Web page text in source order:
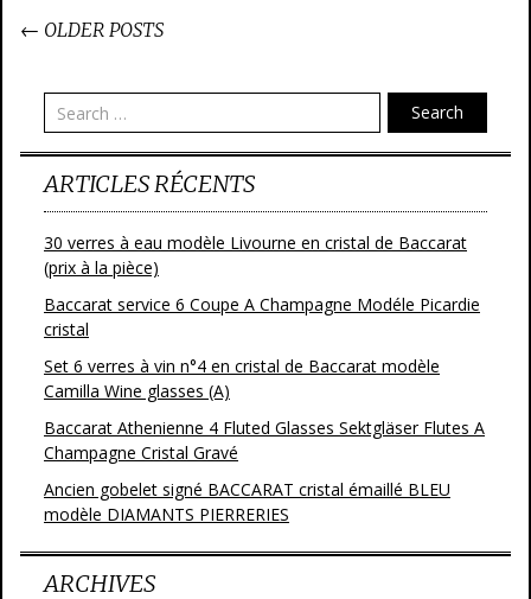
← OLDER POSTS
Search
ARTICLES RÉCENTS
30 verres à eau modèle Livourne en cristal de Baccarat
(prix à la pièce)
Baccarat service 6 Coupe A Champagne Modéle Picardie
cristal
Set 6 verres à vin n°4 en cristal de Baccarat modèle
Camilla Wine glasses (A)
Baccarat Athenienne 4 Fluted Glasses Sektgläser Flutes A
Champagne Cristal Gravé
Ancien gobelet signé BACCARAT cristal émaillé BLEU
modèle DIAMANTS PIERRERIES
ARCHIVES